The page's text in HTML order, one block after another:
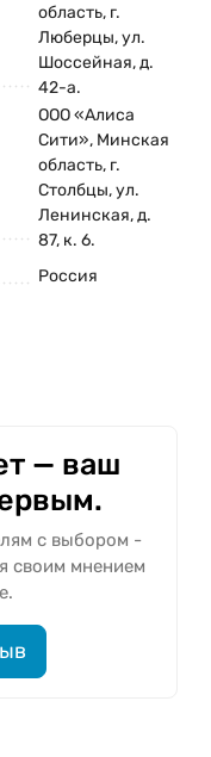
область, г.
Люберцы, ул.
Шоссейная, д.
42-а.
ООО «Алиса
Сити», Минская
область, г.
Столбцы, ул.
Ленинская, д.
87, к. 6.
Россия
— ваш
с выбором -
своим мнением